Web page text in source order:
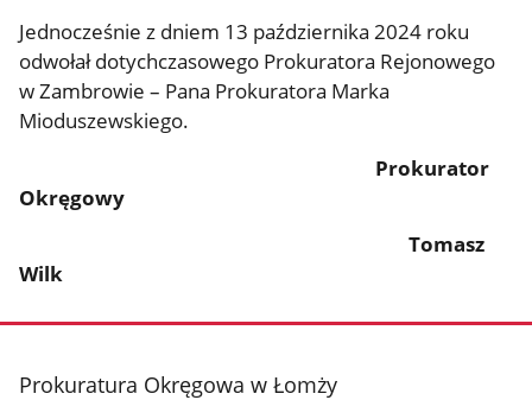
Jednocześnie z dniem 13 października 2024 roku
odwołał dotychczasowego Prokuratora Rejonowego
w Zambrowie – Pana Prokuratora Marka
Mioduszewskiego.
Prokurator
Okręgowy
Tomasz
Wilk
stopka
Prokuratura Okręgowa w Łomży